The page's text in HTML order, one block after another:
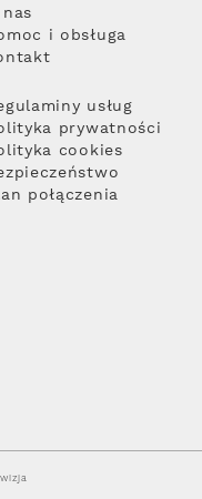
i obsługa
usług
prywatności
cookies
połączenia